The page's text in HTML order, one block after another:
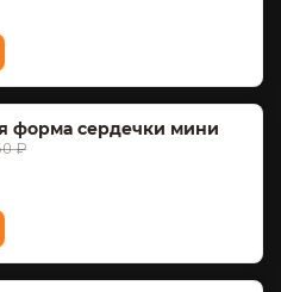
форма сердечки мини
₽